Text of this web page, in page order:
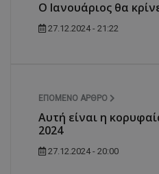
Ο Ιανουάριος θα
27.12.2024 - 21:22
ΕΠΌΜΕΝΟ ΆΡΘΡΟ
Αυτή είναι η
2024
27.12.2024 - 20:00